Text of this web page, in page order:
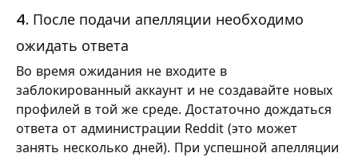
4. После подачи апелляции необходимо
ожидать ответа
Во время ожидания не входите в
заблокированный аккаунт и не создавайте новых
профилей в той же среде. Достаточно дождаться
ответа от администрации Reddit (это может
занять несколько дней). При успешной апелляции